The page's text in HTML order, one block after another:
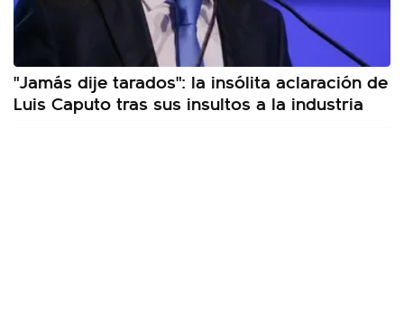
"Jamás dije tarados": la insólita aclaración de
Luis Caputo tras sus insultos a la industria